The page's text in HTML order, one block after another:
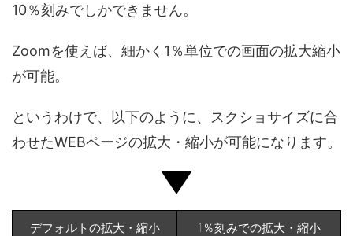
10％刻みでしかできません。
Zoomを使えば、細かく1％単位での画面の拡大縮小
が可能。
というわけで、以下のように、スクショサイズに合
わせたWEBページの拡大・縮小が可能になります。
デフォルトの拡大・縮小 1％刻みでの拡大・縮小